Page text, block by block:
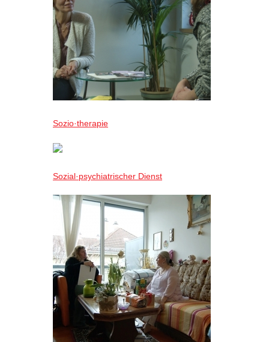
Sozio·therapie
Sozial·psychiatrischer Dienst